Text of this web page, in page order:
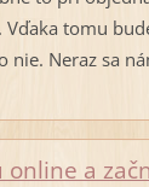
tomu
nie. Neraz sa
a